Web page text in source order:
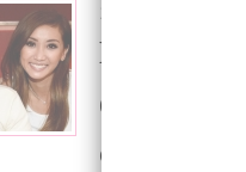
Главный
стал